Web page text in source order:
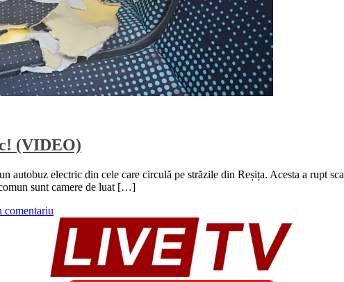
(VIDEO)
autobuz electric din cele care circulă pe străzile din Reșița. Acesta a rupt
sunt camere de luat […]
comentariu